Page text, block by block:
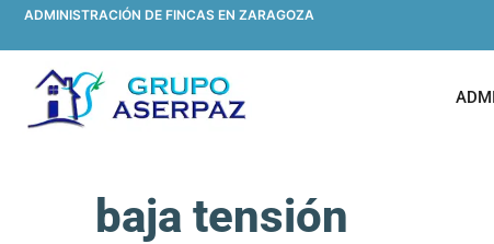
ADMINISTRACIÓN DE FINCAS EN ZARAGOZA
baja tensión